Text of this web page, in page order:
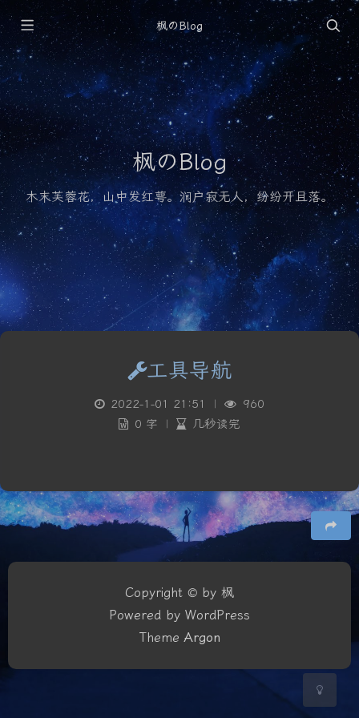
枫のBlog
枫のBlog
木末芙蓉花，山中发红萼。涧户寂无人，纷纷开且落。
夜间模式
Serif
关闭 日落
工具导航
2022-1-01 21:51 |
960
0 字
| 几秒读完
豆
Copyright © by 枫
Powered by WordPress
ThemeArgon